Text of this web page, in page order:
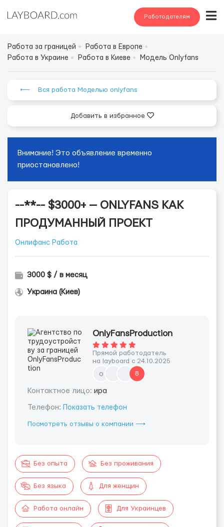
Работодателям
Работа за границей
Работа в Европе
Работа в Украине
Работа в Киеве Модель Onlyfans
⟵ Вся работа Моделью onlyfans
Добавить в избранное
Внимание! Это объявление временно
приостановлено!
--**-- $3000+ — ONLYFANS КАК
ПРОДУМАННЫЙ ПРОЕКТ
Онлифанс Работа
3000 $ / в месяц
Украина (Киев)
OnlyFansProduction
Прямой работодатель
на layboard с 24.10.2025
o 8
Контактное лицо: ира
Телефон: Показать телефон
Посмотреть отзывы о компании ⟶
Без опыта Без проживания
Без языка Для женщин
Работа онлайн Для Украинцев